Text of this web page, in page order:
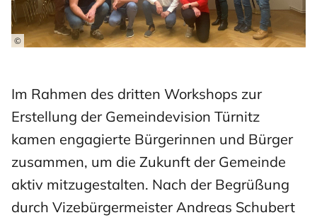
©
Im Rahmen des dritten Workshops zur
Erstellung der Gemeindevision Türnitz
kamen engagierte Bürgerinnen und Bürger
zusammen, um die Zukunft der Gemeinde
aktiv mitzugestalten. Nach der Begrüßung
durch Vizebürgermeister Andreas Schubert